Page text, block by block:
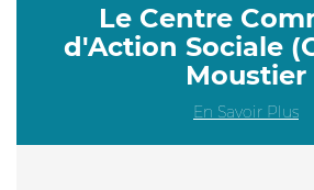
Le Centre
d'Action Sociale
Moustier
En Savoir Plus